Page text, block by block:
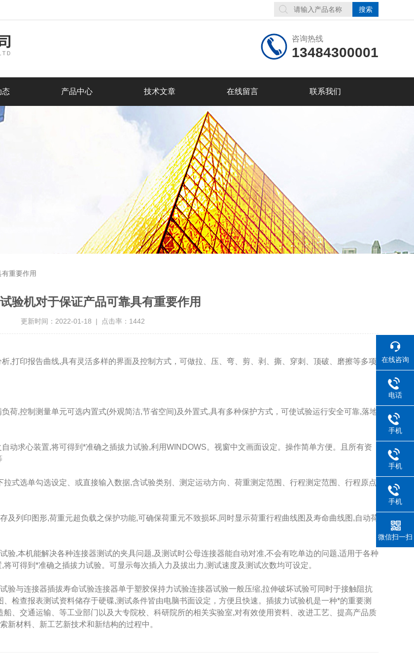
咨询热线
13484300001
态 产品中心 技术文章 在线留言 联系我们
重要作用
验机对于保证产品可靠具有重要作用
更新时间：2022-01-18 | 点击率：1442
,打印报告曲线,具有灵活多样的界面及控制方式，可做拉、压、弯、剪、剥、撕、穿刺、顶破、磨擦等多项
荷,控制测量单元可选内置式(外观简洁,节省空间)及外置式,具有多种保护方式，可使试验运行安全可靠,落地
求心装置,将可得到*准确之插拔力试验,利用WINDOWS。视窗中文画面设定。操作简单方便。且所有资
式选单勾选设定、或直接输入数据,含试验类别、测定运动方向、荷重测定范围、行程测定范围、行程原点
列印图形,荷重元超负载之保护功能,可确保荷重元不致损坏,同时显示荷重行程曲线图及寿命曲线图,自动荷
,本机能解决各种连接器测试的夹具问题,及测试时公母连接器能自动对准,不会有吃单边的问题,适用于各种
可得到*准确之插拔力试验。可显示每次插入力及拔出力,测试速度及测试次数均可设定。
与连接器插拔寿命试验连接器单于塑胶保持力试验连接器试验一般压缩,拉伸破坏试验可同时于接触阻抗
检查报表测试资料储存于硬碟,测试条件皆由电脑书面设定，方便且快速。插拔力试验机是一种*的重要测
、交通运输、等工业部门以及大专院校、科研院所的相关实验室,对有效使用资料、改进工艺、提高产品质
新材料、新工艺新技术和新结构的过程中。
在线咨询
电话
手机
手机
手机
微信扫一扫